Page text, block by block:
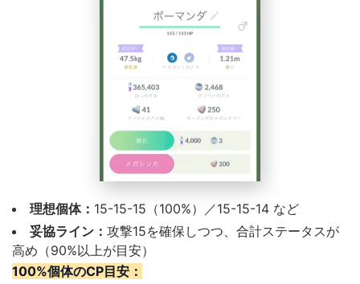
理想個体： 15-15-15（100%）／15-15-14 など
妥協ライン： 攻撃15を確保しつつ、合計ステータスが
高め（90%以上が目安）
100%個体のCP目安：